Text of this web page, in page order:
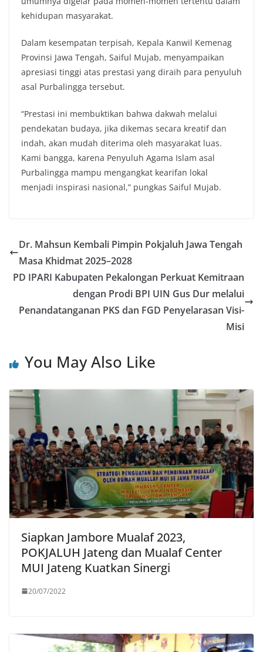
kehidupan masyarakat.
Dalam kesempatan terpisah, Kepala Kanwil Kemenag
Provinsi Jawa Tengah, Saiful Mujab, menyampaikan
apresiasi tinggi atas prestasi yang diraih para penyuluh
asal Purbalingga tersebut.
“Prestasi ini membuktikan bahwa dakwah melalui
pendekatan budaya, jika dikemas secara kreatif dan
indah, akan mudah diterima oleh masyarakat luas.
Kami bangga, karena Penyuluh Agama Islam asal
Purbalingga mampu mengangkat kearifan lokal
menjadi inspirasi nasional,” pungkas Saiful Mujab.
Dr. Mahsun Kembali Pimpin Pokjaluh Jawa Tengah
Masa Khidmat 2025–2028
PD IPARI Kabupaten Pekalongan Perkuat Kemitraan
dengan Prodi BPI UIN Gus Dur melalui
Penandatanganan PKS dan FGD Penyelarasan Visi-
Misi
You May Also Like
Siapkan Jambore Mualaf 2023,
POKJALUH Jateng dan Mualaf Center
MUI Jateng Kuatkan Sinergi
20/07/2022